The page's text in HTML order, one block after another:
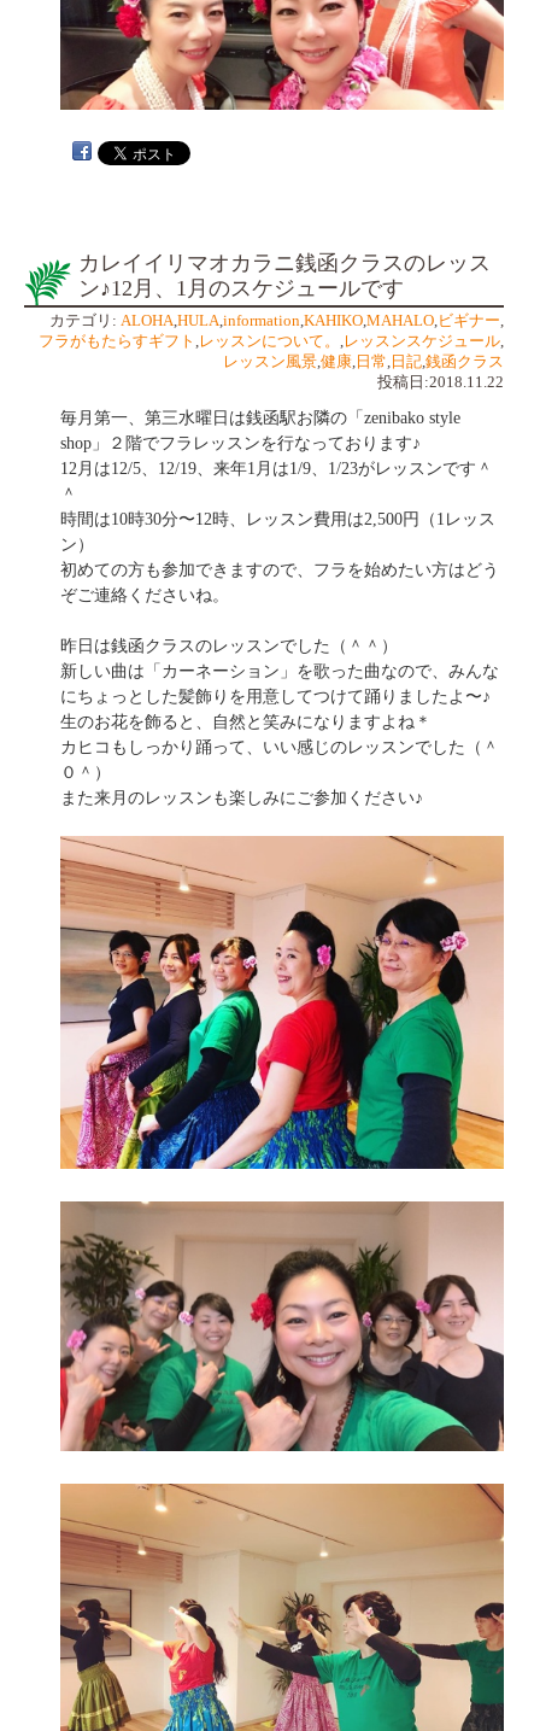
カレイイリマオカラニ銭函クラスのレッス
ン♪12月、1月のスケジュールです
カテゴリ: ALOHA,HULA,information,KAHIKO,MAHALO, ビギナー,
フラがもたらすギフト ,レッスンについて。 ,レッスンスケジュール,
レッスン風景,健康, 日常, 日記,銭函クラス
投稿日:2018.11.22
毎月第一、第三水曜日は銭函駅お隣の「zenibako style
shop」２階でフラレッスンを行なっております♪
12月は12/5、12/19、来年1月は1/9、1/23がレッスンです＾
＾
時間は10時30分〜12時、レッスン費用は2,500円（1レッス
ン）
初めての方も参加できますので、フラを始めたい方はどう
ぞご連絡くださいね。
昨日は銭函クラスのレッスンでした（＾＾）
新しい曲は「カーネーション」を歌った曲なので、みんな
にちょっとした髪飾りを用意してつけて踊りましたよ〜♪
生のお花を飾ると、自然と笑みになりますよね＊
カヒコもしっかり踊って、いい感じのレッスンでした（＾
０＾）
また来月のレッスンも楽しみにご参加ください♪